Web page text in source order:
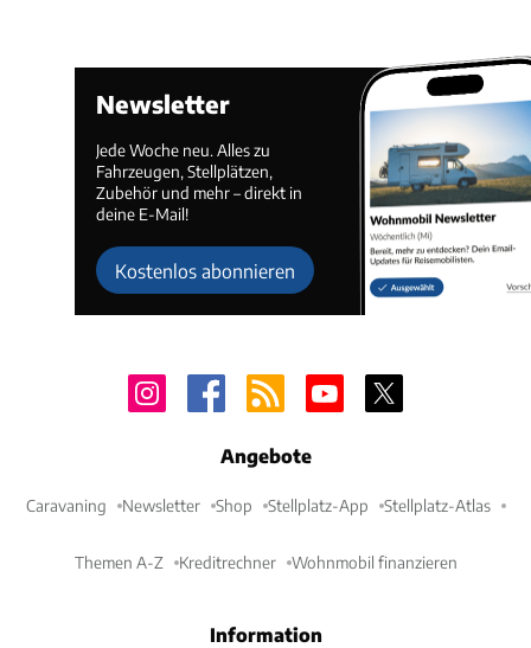
Newsletter
Jede Woche neu. Alles zu
Fahrzeugen, Stellplätzen,
Zubehör und mehr – direkt in
deine E-Mail!
Kostenlos abonnieren
Angebote
Caravaning Newsletter Shop Stellplatz-App Stellplatz-Atlas
Themen A-Z Kreditrechner Wohnmobil finanzieren
Information